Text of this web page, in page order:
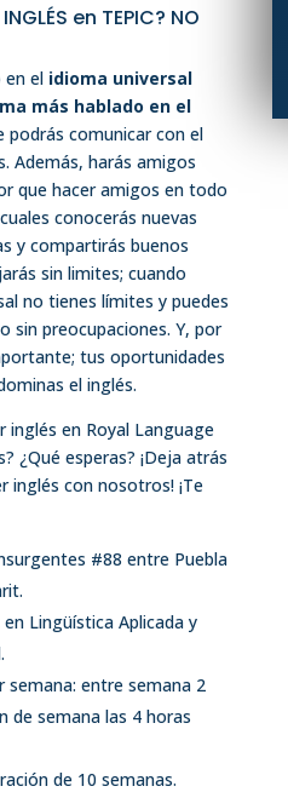
en TEPIC? NO
en el idioma universal
más hablado en el
podrás comunicar con el
Además, harás amigos
que hacer amigos en todo
conocerás nuevas
y compartirás buenos
sin limites; cuando
no tienes límites y puedes
sin preocupaciones. Y, por
tus oportunidades
el inglés.
inglés en Royal Language
¿Qué esperas? ¡Deja atrás
inglés con nosotros! ¡Te
#88 entre Puebla
Lingüística Aplicada y
semana: entre semana 2
de semana las 4 horas
de 10 semanas.